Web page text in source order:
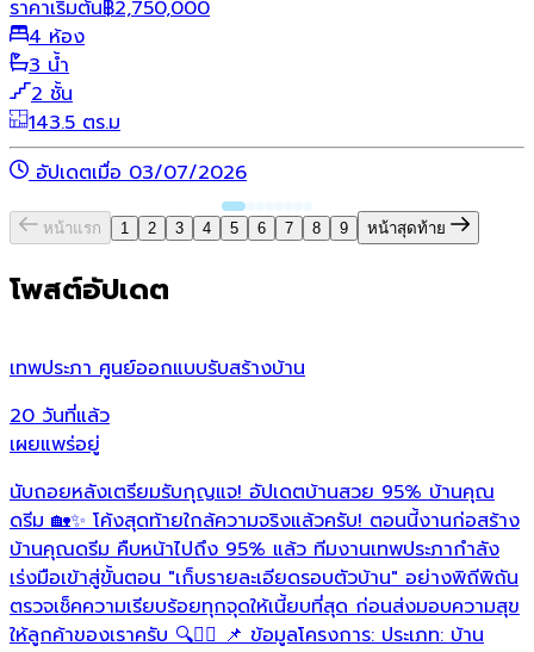
ราคาเริ่มต้น฿2,750,000
4 ห้อง
3 น้ำ
2 ชั้น
143.5 ตร.ม
อัปเดตเมื่อ 03/07/2026
หน้าแรก 1 2 3 4 5 6 7 8 9 หน้าสุดท้าย
โพสต์อัปเดต
เทพประภา ศูนย์ออกแบบรับสร้างบ้าน
20 วันที่แล้ว
เผยแพร่อยู่
นับถอยหลังเตรียมรับกุญแจ! อัปเดตบ้านสวย 95% บ้านคุณ
ดรีม 🏡✨ โค้งสุดท้ายใกล้ความจริงแล้วครับ! ตอนนี้งานก่อสร้าง
บ้านคุณดรีม คืบหน้าไปถึง 95% แล้ว ทีมงานเทพประภากำลัง
เร่งมือเข้าสู่ขั้นตอน "เก็บรายละเอียดรอบตัวบ้าน" อย่างพิถีพิถัน
ตรวจเช็คความเรียบร้อยทุกจุดให้เนี้ยบที่สุด ก่อนส่งมอบความสุข
ให้ลูกค้าของเราครับ 🔍👷‍♂️ 📌 ข้อมูลโครงการ: ประเภท: บ้าน